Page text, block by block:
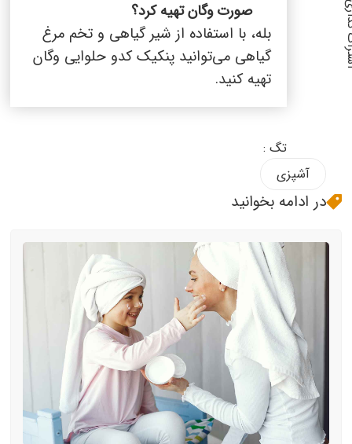
صورت وگان تهیه کرد؟
بله، با استفاده از شیر گیاهی و تخم مرغ
گیاهی می‌توانید پنکیک کدو حلوایی وگان
تهیه کنید.
:
تگ :
آشپزی
در ادامه بخوانید